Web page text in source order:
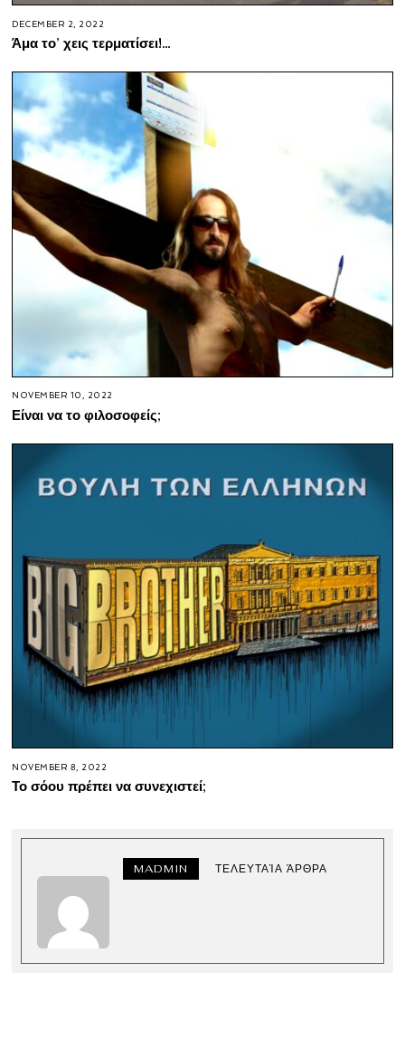
DECEMBER 2, 2022
Άμα το’ χεις τερματίσει!…
NOVEMBER 10, 2022
Είναι να το φιλοσοφείς;
NOVEMBER 8, 2022
Το σόου πρέπει να συνεχιστεί;
MADMIN ΤΕΛΕΥΤΑΊΑ ΆΡΘΡΑ